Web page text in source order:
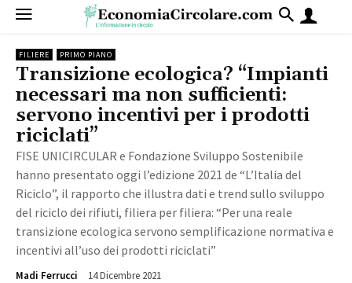
FILIERE PRIMO PIANO
Transizione ecologica? “Impianti
necessari ma non sufficienti:
servono incentivi per i prodotti
riciclati”
FISE UNICIRCULAR e Fondazione Sviluppo Sostenibile
hanno presentato oggi l’edizione 2021 de “L’Italia del
Riciclo”, il rapporto che illustra dati e trend sullo sviluppo
del riciclo dei rifiuti, filiera per filiera: “Per una reale
transizione ecologica servono semplificazione normativa e
incentivi all’uso dei prodotti riciclati”
Madi Ferrucci 14 Dicembre 2021